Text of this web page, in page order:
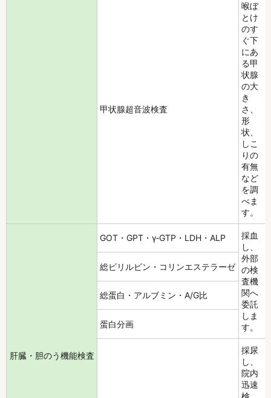
甲状腺超音波検査
喉ぼ
とけ
のす
ぐ下
にあ
る甲
状腺
の大
き
さ、
形
状、
しこ
りの
有無
など
を調
べま
す。
肝臓・胆のう機能検査
GOT・GPT・γ‐GTP・LDH・ALP
採血
し、
外部
の検
査機
関へ
委託
しま
す。
総ビリルビン・コリンエステラーゼ
総蛋白・アルブミン・A/G比
蛋白分画
採尿
し、
院内
迅速